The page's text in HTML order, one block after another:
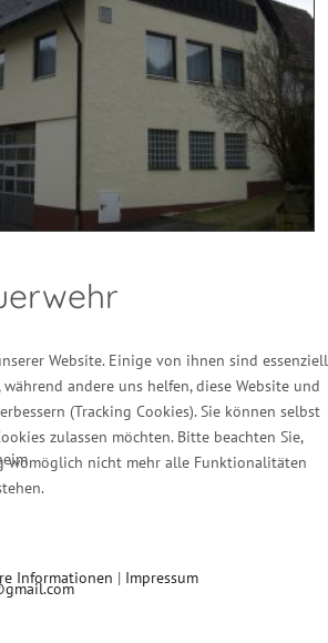
Website. Einige von ihnen sind essenziell
andere uns helfen, diese Website und
(Tracking Cookies). Sie können selbst
zulassen möchten. Bitte beachten Sie,
womöglich nicht mehr alle Funktionalitäten
Informationen | Impressum